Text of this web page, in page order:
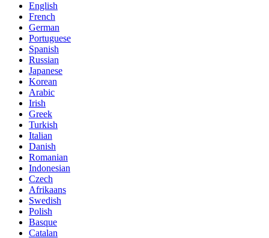
English
French
German
Portuguese
Spanish
Russian
Japanese
Korean
Arabic
Irish
Greek
Turkish
Italian
Danish
Romanian
Indonesian
Czech
Afrikaans
Swedish
Polish
Basque
Catalan